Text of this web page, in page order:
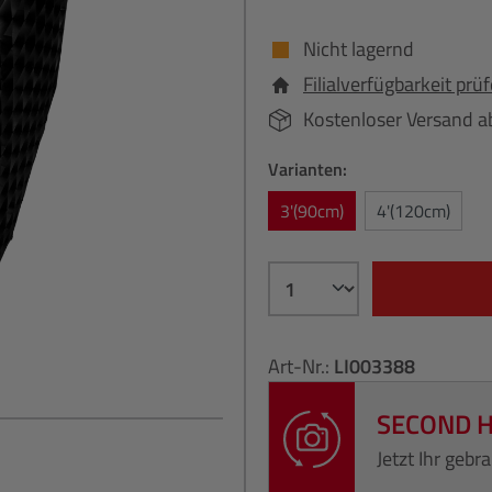
Nicht lagernd
Filialverfügbarkeit
Kostenloser Versand
Varianten:
3'(90cm)
4'(120cm)
Art-Nr.: LI003388
SECOND
Jetzt Ihr